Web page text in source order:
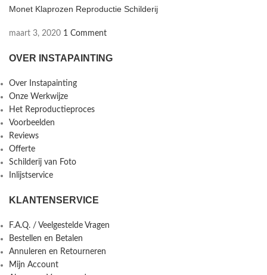
Monet Klaprozen Reproductie Schilderij
maart 3, 2020 1 Comment
OVER INSTAPAINTING
Over Instapainting
Onze Werkwijze
Het Reproductieproces
Voorbeelden
Reviews
Offerte
Schilderij van Foto
Inlijstservice
KLANTENSERVICE
F.A.Q. / Veelgestelde Vragen
Bestellen en Betalen
Annuleren en Retourneren
Mijn Account